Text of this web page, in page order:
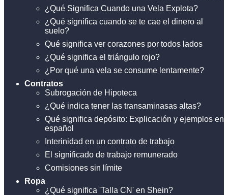
¿Qué Significa Cuando una Vela Explota?
¿Qué significa cuando se te cae el dinero al
suelo?
Qué significa ver corazones por todos lados
¿Qué significa el triángulo rojo?
¿Por qué una vela se consume lentamente?
Contratos
Subrogación de Hipoteca
¿Qué indica tener las transaminasas altas?
Qué significa depósito: Explicación y ejemplos en
español
Interinidad en un contrato de trabajo
El significado de trabajo remunerado
Comisiones sin límite
Ropa
¿Qué significa 'Talla CN' en Shein?